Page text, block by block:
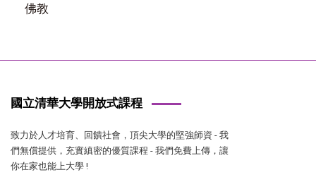
佛教
國立清華大學開放式課程
致力於人才培育、回饋社會，頂尖大學的堅強師資 - 我
們無償提供，充實縝密的優質課程 - 我們免費上傳，讓
你在家也能上大學 !